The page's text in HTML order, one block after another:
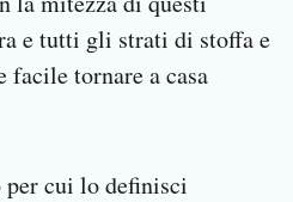
e tutti gli strati di stoffa e
facile tornare a casa
cui lo definisci